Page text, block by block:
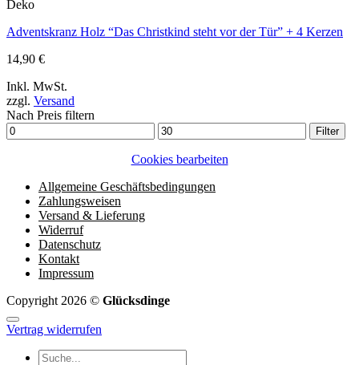
Deko
Adventskranz Holz “Das Christkind steht vor der Tür” + 4 Kerzen
14,90 €
Inkl. MwSt.
zzgl. Versand
Nach Preis filtern
Min.
Preis
Max.
Preis
Filter
Cookies bearbeiten
Allgemeine Geschäftsbedingungen
Zahlungsweisen
Versand & Lieferung
Widerruf
Datenschutz
Kontakt
Impressum
Copyright 2026 © Glücksdinge
Vertrag widerrufen
Suchen